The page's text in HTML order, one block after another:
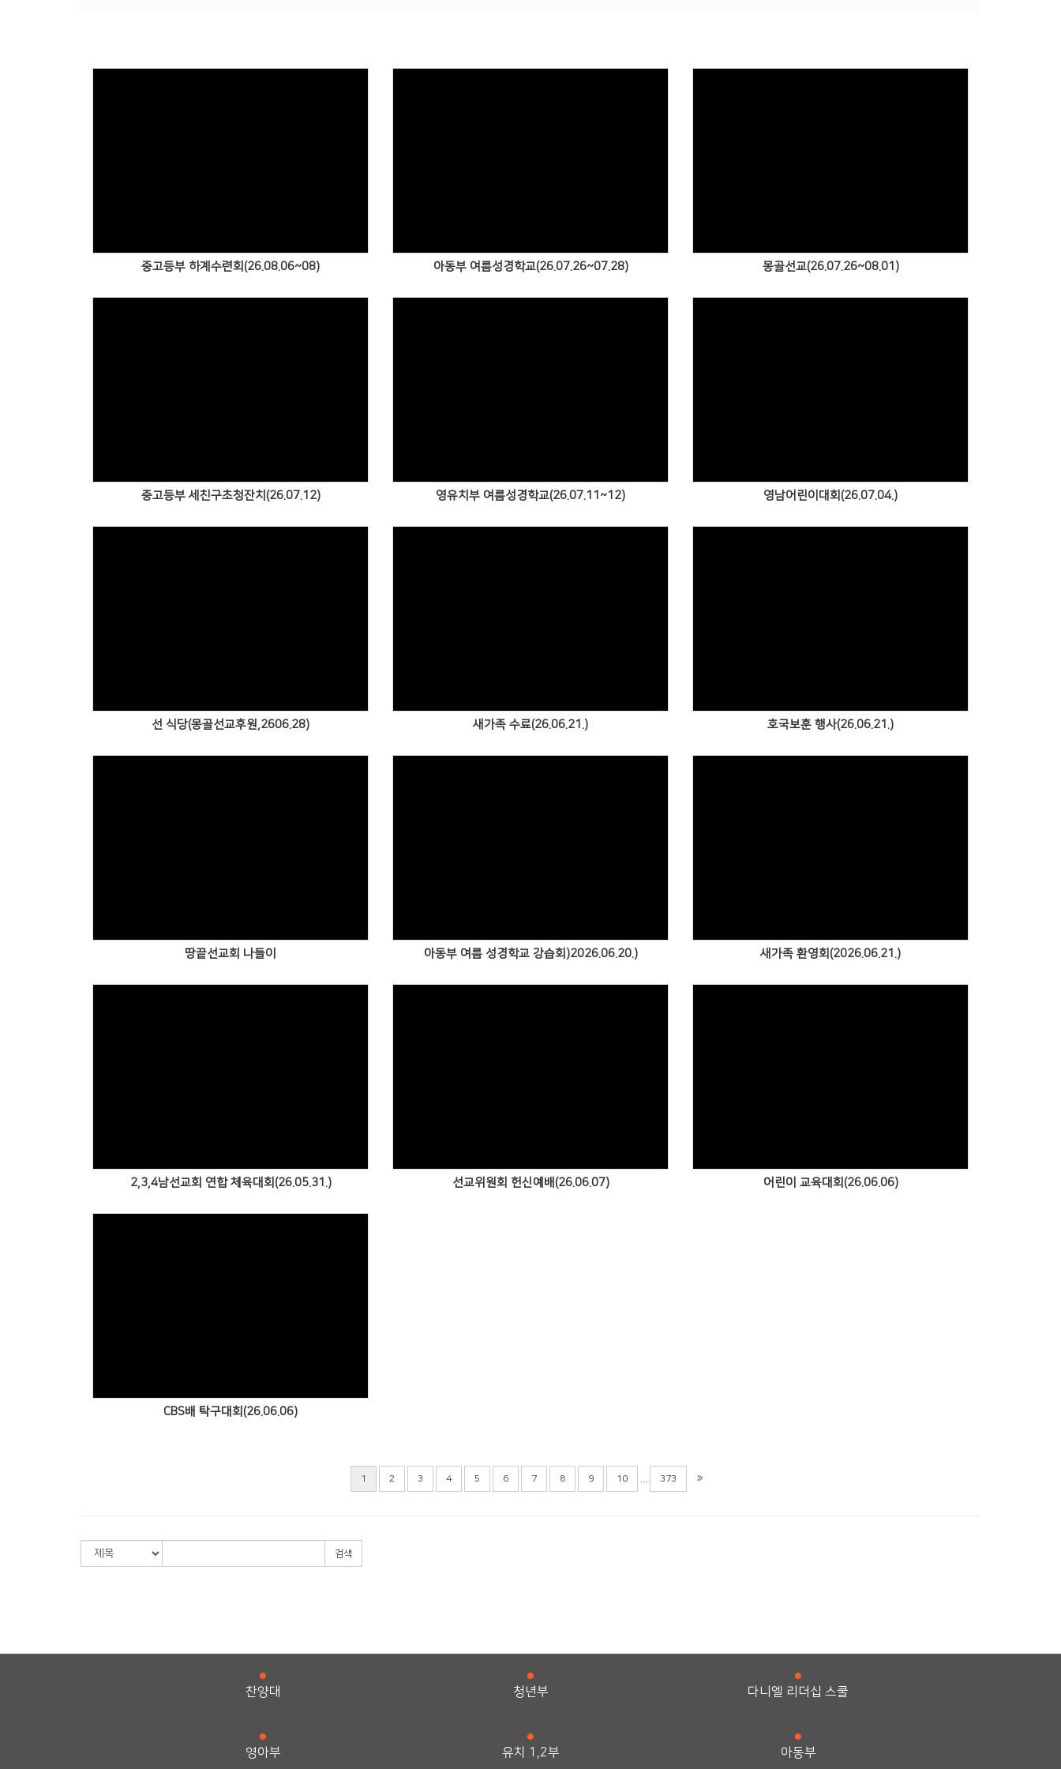
중고등부 하계수련회(26.08.06~08) 아동부 여름성경학교(26.07.26~07.28) 몽골선교(26.07.26~08.01)
중고등부 세친구초청잔치(26.07.12) 영유치부 여름성경학교(26.07.11~12) 영남어린이대회(26.07.04.)
선 식당(몽골선교후원,2606.28) 새가족 수료(26.06.21.) 호국보훈 행사(26.06.21.)
땅끝선교회 나들이 아동부 여름 성경학교 강습회)2026.06.20.) 새가족 환영회(2026.06.21.)
2,3,4남선교회 연합 체육대회(26.05.31.) 선교위원회 헌신예배(26.06.07) 어린이 교육대회(26.06.06)
CBS배 탁구대회(26.06.06)
1 2 3 4 5 6 7 8 9 10 373
검색
찬양대 청년부 다니엘 리더십 스쿨
영아부 유치 1,2부 아동부